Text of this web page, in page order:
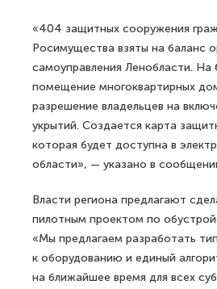
«404 защитных сооружения
Росимущества взяты на баланс
самоуправления Ленобласти. На
помещение многоквартирных
разрешение владельцев на
укрытий. Создается карта
которая будет доступна в
области», — указано в
Власти региона предлагают
пилотным проектом по
«Мы предлагаем разработать
к оборудованию и единый
на ближайшее время для всех